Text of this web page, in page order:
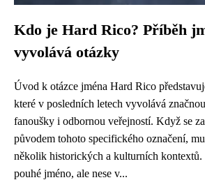
Kdo je Hard Rico? Příběh
vyvolává otázky
Úvod k otázce jména Hard Rico
které v posledních letech vyvolává
fanoušky i odbornou veřejností. Když se
původem tohoto specifického označení,
několik historických a kulturních
pouhé jméno, ale nese v...